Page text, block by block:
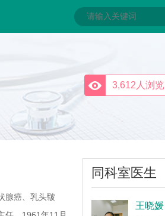
3,612人浏览
腺癌、乳头皲
同科室医生
王晓媛